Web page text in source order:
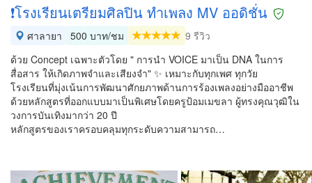
❗โรงเรียนเตรียมศิลปิน ทำเพลง MV ออดิชั่น
ศาลายา 500 บาท/ชม
9 รีวิว
ด้วย Concept เฉพาะตัวโดย " การนำ VOICE มาเป็น DNA ในการ
สื่อสาร ให้เกิดภาพจำและเสียงจำ" ✨ เหมาะกับทุกเพศ ทุกวัย
โรงเรียนที่มุ่งเน้นการพัฒนาศักยภาพด้านการร้องเพลงอย่างมืออาชีพ
ด้วยหลักสูตรที่ออกแบบมาเป็นพิเศษโดยครูป้อมเมขลา ผู้ทรงคุณวุฒิใน
วงการบันเทิงมากว่า 20 ปี
หลักสูตรของเราครอบคลุมทุกระดับความสามารถ…